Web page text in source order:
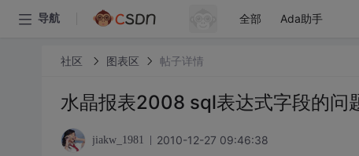
导航 全部 Ada助手
社区 图表区 帖子详情
水晶报表2008 sql表达式字段的问
jiakw_1981 2010-12-27 09:46:38